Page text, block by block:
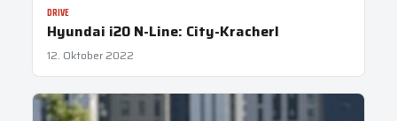
DRIVE
Hyundai i20 N-Line: City-Kracherl
12. Oktober 2022